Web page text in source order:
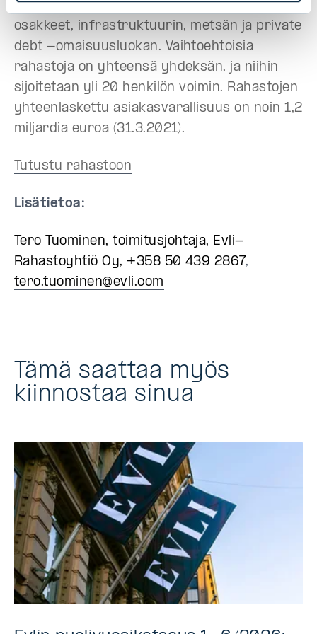
tarjonta kattaa kiinteistöt, listaamattomat
osakkeet, infrastruktuurin, metsän ja private
debt -omaisuusluokan. Vaihtoehtoisia
rahastoja on yhteensä yhdeksän, ja niihin
sijoitetaan yli 20 henkilön voimin. Rahastojen
yhteenlaskettu asiakasvarallisuus on noin 1,2
miljardia euroa (31.3.2021).
Tutustu rahastoon
Lisätietoa:
Tero Tuominen, toimitusjohtaja, Evli-
Rahastoyhtiö Oy, +358 50 439 2867,
tero.tuominen@evli.com
Tämä saattaa myös
kiinnostaa sinua